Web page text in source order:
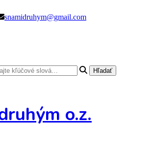
snamidruhym@gmail.com
o.z.